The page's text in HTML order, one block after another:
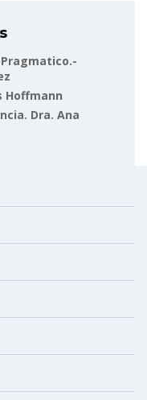
Hoffmann
Dra. Ana